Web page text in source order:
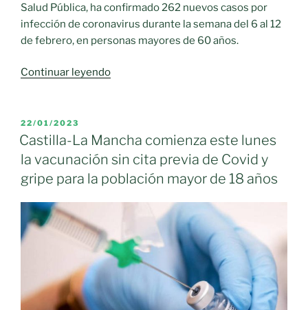
Salud Pública, ha confirmado 262 nuevos casos por
infección de coronavirus durante la semana del 6 al 12
de febrero, en personas mayores de 60 años.
Continuar leyendo«Castilla-
262
casos
por
infección
de
del
6
al
12
de
PUBLICADO
EL
22/01/2023
Castilla-La Mancha comienza este lunes
la vacunación sin cita previa de Covid y
gripe para la población mayor de 18 años